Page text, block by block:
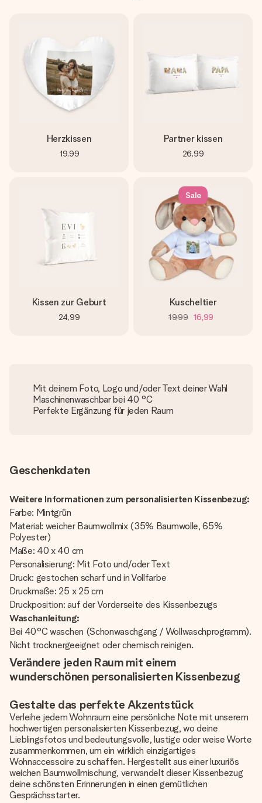
Herzkissen
19,99
Partner kissen
26,99
Kissen zur Geburt
24,99
Sale
Kuscheltier
19,99 16,99
Mit deinem Foto, Logo und/oder Text deiner Wahl
Maschinenwaschbar bei 40 °C
Perfekte Ergänzung für jeden Raum
Geschenkdaten
Weitere Informationen zum personalisierten Kissenbezug:
Farbe: Mintgrün
Material: weicher Baumwollmix (35% Baumwolle, 65%
Polyester)
Maße: 40 x 40 cm
Personalisierung: Mit Foto und/oder Text
Druck: gestochen scharf und in Vollfarbe
Druckmaße: 25 x 25 cm
Druckposition: auf der Vorderseite des Kissenbezugs
Waschanleitung:
Bei 40°C waschen (Schonwaschgang / Wollwaschprogramm).
Nicht trocknergeeignet oder chemisch reinigen.
Verändere jeden Raum mit einem
wunderschönen personalisierten Kissenbezug
Gestalte das perfekte Akzentstück
Verleihe jedem Wohnraum eine persönliche Note mit unserem
hochwertigen personalisierten Kissenbezug, wo deine
Lieblingsfotos und bedeutungsvolle, lustige oder weise Worte
zusammenkommen, um ein wirklich einzigartiges
Wohnaccessoire zu schaffen. Hergestellt aus einer luxuriös
weichen Baumwollmischung, verwandelt dieser Kissenbezug
deine schönsten Erinnerungen in einen gemütlichen
Gesprächsstarter.